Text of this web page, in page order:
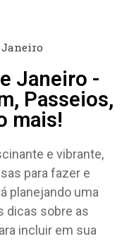
Janeiro
Janeiro -
Passeios,
mais!
e vibrante,
para fazer e
planejando uma
dicas sobre as
incluir em sua